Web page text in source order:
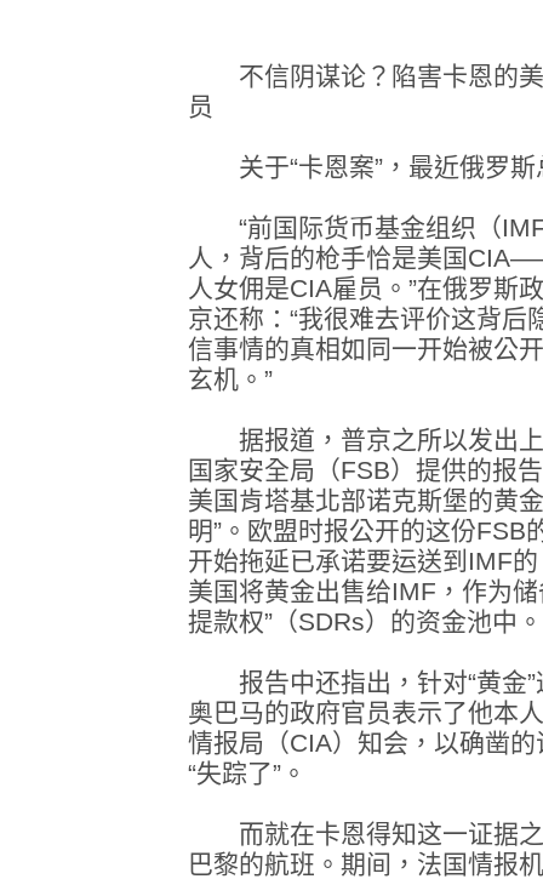
不信阴谋论？陷害卡恩的美
员
关于“卡恩案”，最近俄罗斯
“前国际货币基金组织（IMF
人，背后的枪手恰是美国
人女佣是CIA雇员。”在俄罗斯
京还称：“我很难去评价这背
信事情的真相如同一开始被公
玄机。”
据报道，普京之所以发出上
国家安全局（FSB）提供的报
美国肯塔基北部诺克斯堡的黄
明”。欧盟时报公开的这份
开始拖延已承诺要运送到IMF
美国将黄金出售给IMF，作为
提款权”（SDRs）的资金池中。
报告中还指出，针对“黄金”
奥巴马的政府官员表示了他本
情报局（CIA）知会，以确凿
“失踪了”。
而就在卡恩得知这一证据之
巴黎的航班。期间，法国情报